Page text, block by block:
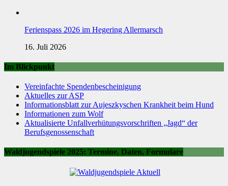
Ferienspass 2026 im Hegering Allermarsch
16. Juli 2026
Im Blickpunkt
Vereinfachte Spendenbescheinigung
Aktuelles zur ASP
Informationsblatt zur Aujeszkyschen Krankheit beim Hund
Informationen zum Wolf
Aktualisierte Unfallverhütungsvorschriften „Jagd“ der
Berufsgenossenschaft
Waldjugendspiele 2025: Termine, Daten, Formulare